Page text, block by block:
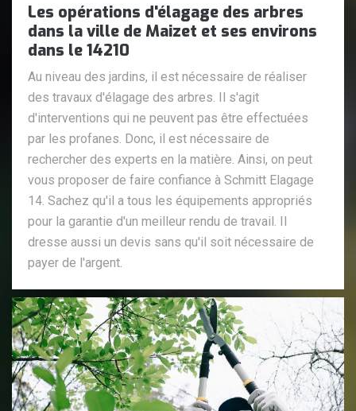
Les opérations d'élagage des arbres
dans la ville de Maizet et ses environs
dans le 14210
Au niveau des jardins, il est nécessaire de réaliser
des travaux d'élagage des arbres. Il s'agit
d'interventions qui ne peuvent pas être effectuées
par les profanes. Donc, il est nécessaire de
rechercher des experts en la matière. Ainsi, on peut
vous proposer de faire confiance à Schmitt Elagage
14. Sachez qu'il a tous les équipements appropriés
pour la garantie d'un meilleur rendu de travail. Il
dresse aussi un devis sans qu'il soit nécessaire de
payer de l'argent.